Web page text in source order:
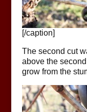
[/caption]
The second cut
above the
grow from the